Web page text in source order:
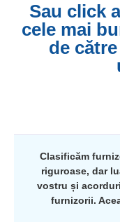
Sau click
cele mai
de
Clasificăm
riguroase, dar
vostru și
furnizorii.